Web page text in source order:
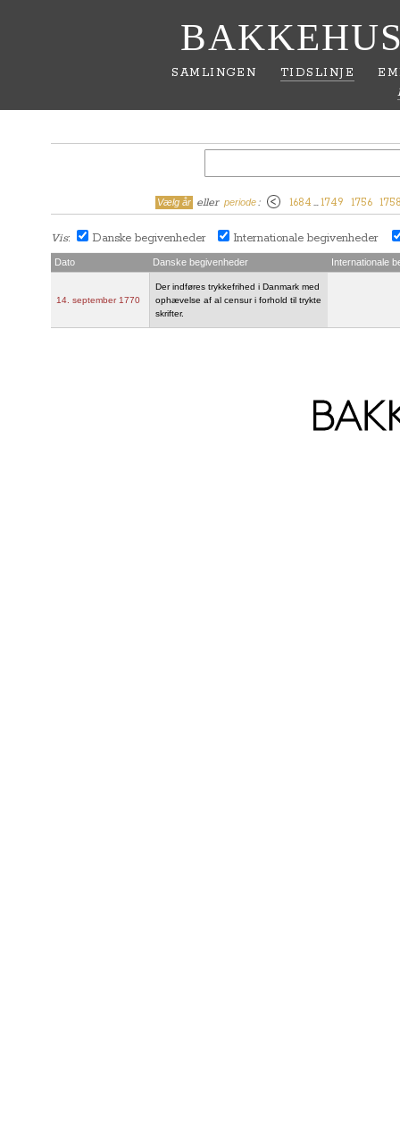
SAMLINGEN TIDSLINJE
Vælg år eller periode : 1684 …1749 1756
Vis: Danske begivenheder Internationale begivenheder
Dato Danske begivenheder Internationale
14. september 1770
Der indføres trykkefrihed i Danmark med
ophævelse af al censur i forhold til trykte
skrifter.